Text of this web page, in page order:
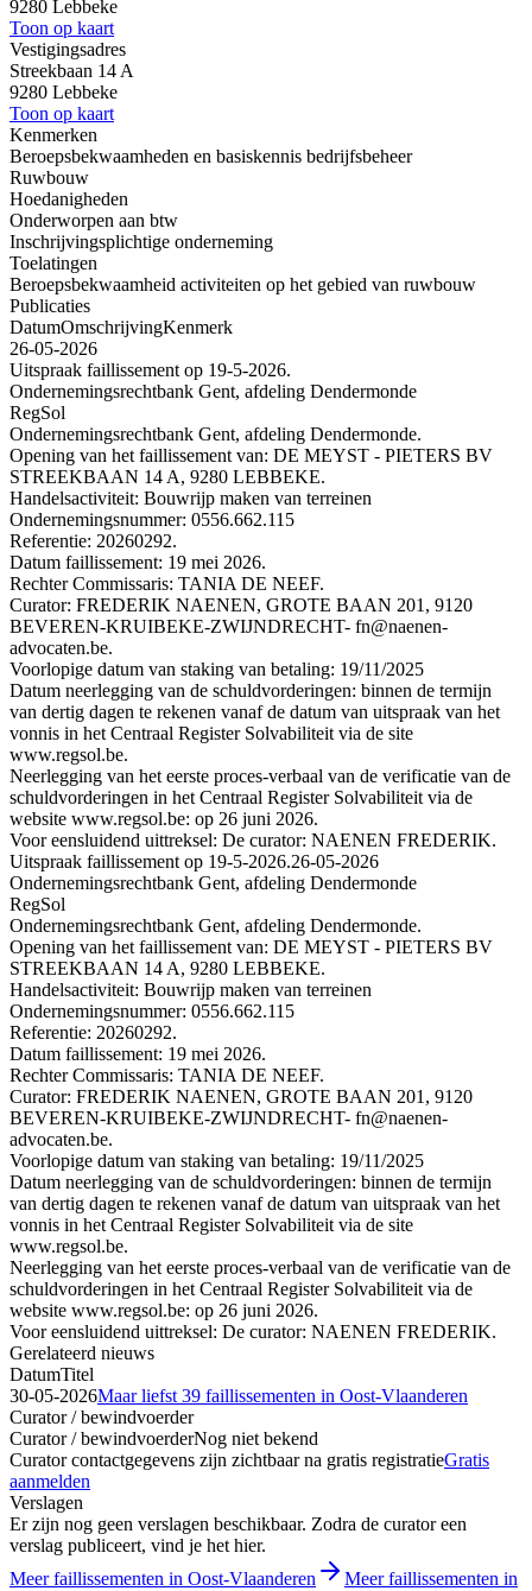
9280 Lebbeke
Toon op kaart
Vestigingsadres
Streekbaan 14 A
9280 Lebbeke
Toon op kaart
Kenmerken
Beroepsbekwaamheden en basiskennis bedrijfsbeheer
Ruwbouw
Hoedanigheden
Onderworpen aan btw
Inschrijvingsplichtige onderneming
Toelatingen
Beroepsbekwaamheid activiteiten op het gebied van ruwbouw
Publicaties
DatumOmschrijvingKenmerk
26-05-2026
Uitspraak faillissement op 19-5-2026.
Ondernemingsrechtbank Gent, afdeling Dendermonde
RegSol
Ondernemingsrechtbank Gent, afdeling Dendermonde.
Opening van het faillissement van: DE MEYST - PIETERS BV
STREEKBAAN 14 A, 9280 LEBBEKE.
Handelsactiviteit: Bouwrijp maken van terreinen
Ondernemingsnummer: 0556.662.115
Referentie: 20260292.
Datum faillissement: 19 mei 2026.
Rechter Commissaris: TANIA DE NEEF.
Curator: FREDERIK NAENEN, GROTE BAAN 201, 9120
BEVEREN-KRUIBEKE-ZWIJNDRECHT- fn@naenen-
advocaten.be.
Voorlopige datum van staking van betaling: 19/11/2025
Datum neerlegging van de schuldvorderingen: binnen de termijn
van dertig dagen te rekenen vanaf de datum van uitspraak van het
vonnis in het Centraal Register Solvabiliteit via de site
www.regsol.be.
Neerlegging van het eerste proces-verbaal van de verificatie van de
schuldvorderingen in het Centraal Register Solvabiliteit via de
website www.regsol.be: op 26 juni 2026.
Voor eensluidend uittreksel: De curator: NAENEN FREDERIK.
Uitspraak faillissement op 19-5-2026.26-05-2026
Ondernemingsrechtbank Gent, afdeling Dendermonde
RegSol
Ondernemingsrechtbank Gent, afdeling Dendermonde.
Opening van het faillissement van: DE MEYST - PIETERS BV
STREEKBAAN 14 A, 9280 LEBBEKE.
Handelsactiviteit: Bouwrijp maken van terreinen
Ondernemingsnummer: 0556.662.115
Referentie: 20260292.
Datum faillissement: 19 mei 2026.
Rechter Commissaris: TANIA DE NEEF.
Curator: FREDERIK NAENEN, GROTE BAAN 201, 9120
BEVEREN-KRUIBEKE-ZWIJNDRECHT- fn@naenen-
advocaten.be.
Voorlopige datum van staking van betaling: 19/11/2025
Datum neerlegging van de schuldvorderingen: binnen de termijn
van dertig dagen te rekenen vanaf de datum van uitspraak van het
vonnis in het Centraal Register Solvabiliteit via de site
www.regsol.be.
Neerlegging van het eerste proces-verbaal van de verificatie van de
schuldvorderingen in het Centraal Register Solvabiliteit via de
website www.regsol.be: op 26 juni 2026.
Voor eensluidend uittreksel: De curator: NAENEN FREDERIK.
Gerelateerd nieuws
DatumTitel
30-05-2026Maar liefst 39 faillissementen in Oost-Vlaanderen
Curator / bewindvoerder
Curator / bewindvoerderNog niet bekend
Curator contactgegevens zijn zichtbaar na gratis registratieGratis
aanmelden
Verslagen
Er zijn nog geen verslagen beschikbaar. Zodra de curator een
verslag publiceert, vind je het hier.
Meer faillissementen in Oost-Vlaanderen
Meer faillissementen in